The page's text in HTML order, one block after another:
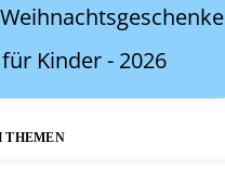
für Kinder - 2026
THEMEN